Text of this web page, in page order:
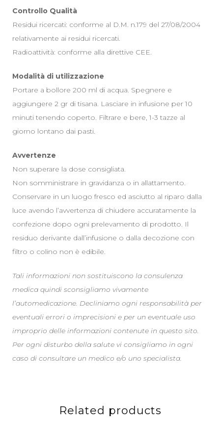
Controllo Qualità
Residui ricercati: conforme al D.M. n.179 del 27/08/2004
relativamente ai residui ricercati.
Radioattività: conforme alla direttive CEE.
Modalità di utilizzazione
Portare a bollore 200 ml di acqua. Spegnere e
aggiungere 2 gr di tisana. Lasciare in infusione per 10
minuti tenendo coperto. Filtrare e bere, 1-3 tazze al
giorno lontano dai pasti.
Avvertenze
Non superare la dose consigliata.
Non somministrare in gravidanza o in allattamento.
Conservare in un luogo fresco ed asciutto al riparo dalla
luce avendo l’avvertenza di chiudere accuratamente la
confezione dopo ogni prelevamento di prodotto. Il
residuo derivante dall’infusione o dalla decozione con
filtro o colino non è edibile.
Tali informazioni non sostituiscono la consulenza
medica quindi sconsigliamo vivamente
l’automedicazione. Decliniamo ogni responsabilità per
eventuali errori o imprecisioni e per un eventuale uso
improprio delle informazioni contenute in questo sito.
Per ogni disturbo della salute vi consigliamo in ogni
caso di consultare un medico e/o uno specialista.
Related products